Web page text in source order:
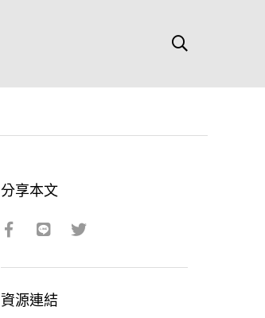
分享本文
資源連結